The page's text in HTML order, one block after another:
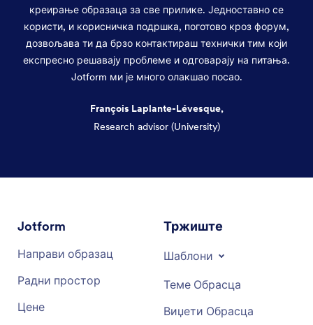
креирање образаца за све прилике. Једноставно се
користи, и корисничка подршка, поготово кроз форум,
дозвољава ти да брзо контактираш технички тим који
експресно решавају проблеме и одговарају на питања.
Jotform ми је много олакшао посао.
François Laplante-Lévesque,
Research advisor (University)
Jotform
Направи образац
Радни простор
Цене
Тржиште
Шаблони
Теме Обрасца
Виџети Обрасца